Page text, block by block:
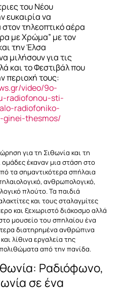
του Νέου
ευκαιρία να
τηλεοπτικό αέρα
με Χρώμα” με τον
την Έλσα
μιλήσουν για τις
και το Φεστιβάλ που
περιοχή τους:
video/9o-
radiofonou-sti-
radiofoniko-
ginei-thesmos/
για τη Σιθωνία και τη
έκαναν μια στάση στο
τα σημαντικότερα σπήλαια
ανθρωπολογικό,
πλούτο. Τα παιδιά
και τους σταλαγμίτες
και ξεχωριστό διάκοσμο αλλά
μουσείο του σπηλαίου ένα
διατηρημένα ανθρώπινα
λίθινα εργαλεία της
από την πανίδα.
Ραδιόφωνο,
σε ένα